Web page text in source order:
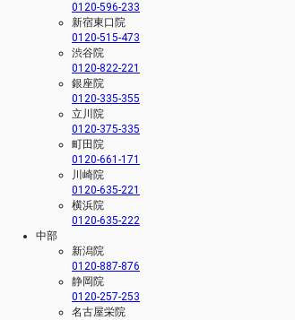
0120-596-233
新宿東口院
0120-515-473
渋谷院
0120-822-221
銀座院
0120-335-355
立川院
0120-375-335
町田院
0120-661-171
川崎院
0120-635-221
横浜院
0120-635-222
中部
新潟院
0120-887-876
静岡院
0120-257-253
名古屋栄院